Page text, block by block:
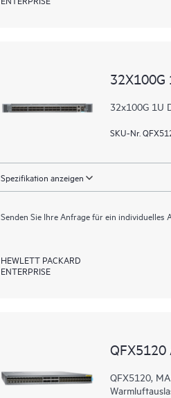
32X100G
32x100G 1U
SKU-Nr.
Spezifikation anzeigen
Senden Sie Ihre Anfrage für ein individuelles
HEWLETT PACKARD
ENTERPRISE
QFX5120
QFX5120,